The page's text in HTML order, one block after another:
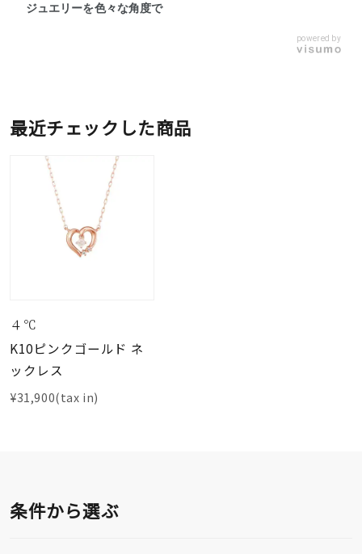
ジュエリーを色々な角度で
powered by
最近チェックした商品
４℃
K10ピンクゴールド ネ
ックレス
¥31,900(tax in)
条件から選ぶ